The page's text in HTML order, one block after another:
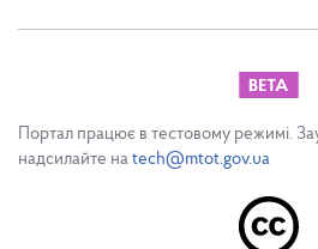
Портал працює в тестовому режимі.
надсилайте на tech@mtot.gov.ua